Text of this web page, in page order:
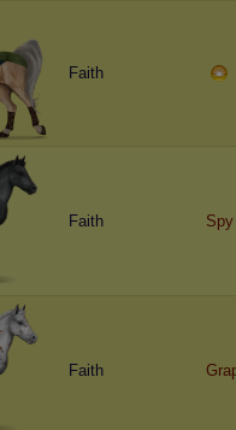
Faith
Faith Spy
Faith